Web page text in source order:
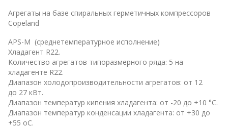
Агрегаты на базе спиральных герметичных компрессоров
Copeland
APS-М (среднетемпературное исполнение)
Хладагент R22.
Количество агрегатов типоразмерного ряда: 5 на
хладагенте R22.
Диапазон холодопроизводительности агрегатов: от 12
до 27 кВт.
Диапазон температур кипения хладагента: от -20 до +10 °С.
Диапазон температур конденсации хладагента: от +30 до
+55 оС.